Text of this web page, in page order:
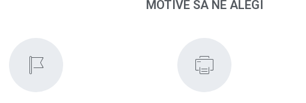
MOTIVE SA NE ALEGI